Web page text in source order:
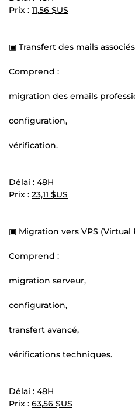
Prix : 11,56 $US
▣ Transfert des mails
Comprend :
migration des emails
configuration,
vérification.
Délai : 48H
Prix : 23,11 $US
▣ Migration vers VPS (Virtual
Comprend :
migration serveur,
configuration,
transfert avancé,
vérifications techniques.
Délai : 48H
Prix : 63,56 $US